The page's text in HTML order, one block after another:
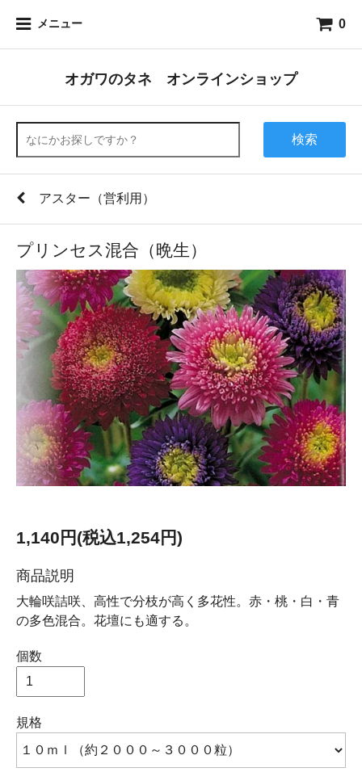
メニュー 0
オガワのタネ オンラインショップ
検索
アスター（営利用）
プリンセス混合（晩生）
1,140円(税込1,254円)
商品説明
大輪咲詰咲、高性で分枝が高く多花性。赤・桃・白・青
の多色混合。花壇にも適する。
個数
規格